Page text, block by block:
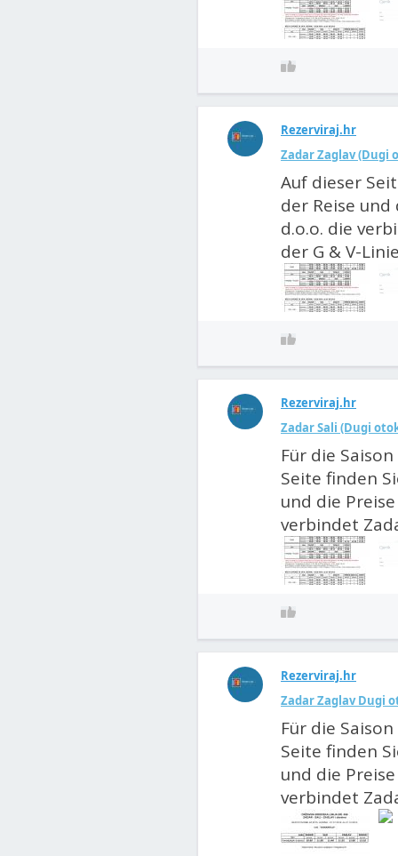
Rezerviraj.hr
Zadar Zaglav (Dugi
Auf dieser
der Reise und
d.o.o. die
der G & V-
Rezerviraj.hr
Zadar Sali (Dugi
Für die
Seite finden
und die
verbindet
Rezerviraj.hr
Zadar Zaglav Dugi
Für die
Seite finden
und die
verbindet